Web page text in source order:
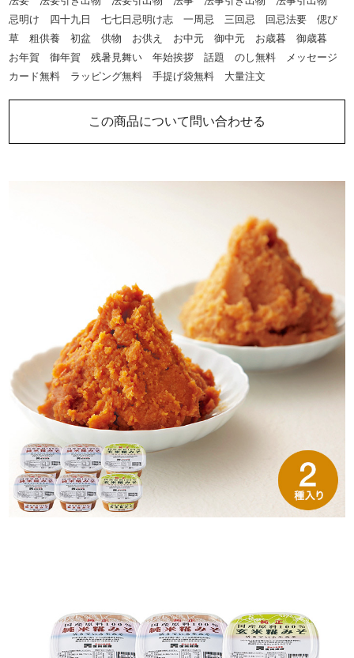
この商品について問い合わせる
忌明け 四十九日 七七日忌明け志 一周忌 三回忌 回忌法要 偲び
草 粗供養 初盆 供物 お供え お中元 御中元 お歳暮 御歳暮
お年賀 御年賀 残暑見舞い 年始挨拶 話題 のし無料 メッセージ
カード無料 ラッピング無料 手提げ袋無料 大量注文